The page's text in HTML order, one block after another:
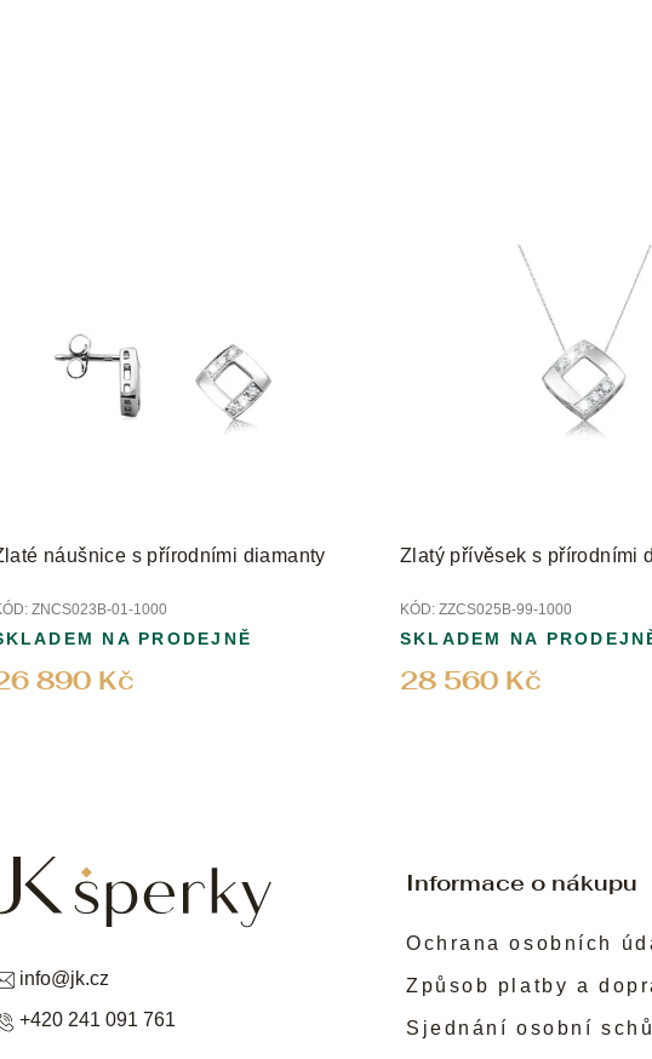
náušnice s přírodními diamanty
ZNCS023B-01-1000
890 Kč
NA PRODEJNĚ
Zlatý přívěsek s přírodními
KÓD: ZZCS025B-99-1000
28 560 Kč
SKLADEM NA
Informace o nákupu
Ochrana osobních
Způsob platby a
Sjednání osobní
info@jk.cz
+420 241 091 761